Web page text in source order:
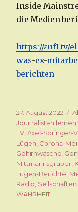
Inside
die Medien
https://auf1.tv/
was-ex-
berichten
Veröffentlicht
am
27. August 2022
Journalisten lernen"
TV,Axel-Springer-
Lügen, Corona-
Gehirnwäsche,
Mittmannsgruber,
Lügen-Berichte,
Radio,
WAHRHEIT